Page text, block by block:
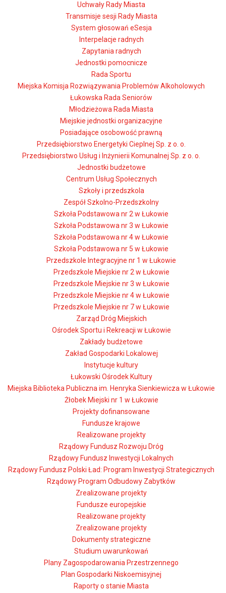
Uchwały Rady Miasta
Transmisje sesji Rady Miasta
System głosowań eSesja
Interpelacje radnych
Zapytania radnych
Jednostki pomocnicze
Rada Sportu
Miejska Komisja Rozwiązywania Problemów Alkoholowych
Łukowska Rada Seniorów
Młodzieżowa Rada Miasta
Miejskie jednostki organizacyjne
Posiadające osobowość prawną
Przedsiębiorstwo Energetyki Cieplnej Sp. z o. o.
Przedsiębiorstwo Usług i Inżynierii Komunalnej Sp. z o. o.
Jednostki budżetowe
Centrum Usług Społecznych
Szkoły i przedszkola
Zespół Szkolno-Przedszkolny
Szkoła Podstawowa nr 2 w Łukowie
Szkoła Podstawowa nr 3 w Łukowie
Szkoła Podstawowa nr 4 w Łukowie
Szkoła Podstawowa nr 5 w Łukowie
Przedszkole Integracyjne nr 1 w Łukowie
Przedszkole Miejskie nr 2 w Łukowie
Przedszkole Miejskie nr 3 w Łukowie
Przedszkole Miejskie nr 4 w Łukowie
Przedszkole Miejskie nr 7 w Łukowie
Zarząd Dróg Miejskich
Ośrodek Sportu i Rekreacji w Łukowie
Zakłady budżetowe
Zakład Gospodarki Lokalowej
Instytucje kultury
Łukowski Ośrodek Kultury
Miejska Biblioteka Publiczna im. Henryka Sienkiewicza w Łukowie
Żłobek Miejski nr 1 w Łukowie
Projekty dofinansowane
Fundusze krajowe
Realizowane projekty
Rządowy Fundusz Rozwoju Dróg
Rządowy Fundusz Inwestycji Lokalnych
Rządowy Fundusz Polski Ład: Program Inwestycji Strategicznych
Rządowy Program Odbudowy Zabytków
Zrealizowane projekty
Fundusze europejskie
Realizowane projekty
Zrealizowane projekty
Dokumenty strategiczne
Studium uwarunkowań
Plany Zagospodarowania Przestrzennego
Plan Gospodarki Niskoemisyjnej
Raporty o stanie Miasta